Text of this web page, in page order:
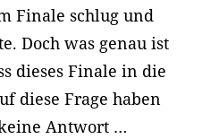
Finale schlug und
Doch was genau ist
dieses Finale in die
diese Frage haben
Antwort …